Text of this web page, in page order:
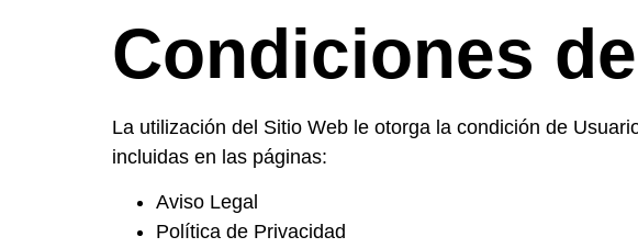
Condiciones
La utilización del Sitio Web le otorga la condición de
incluidas en las páginas:
Aviso Legal
Política de Privacidad